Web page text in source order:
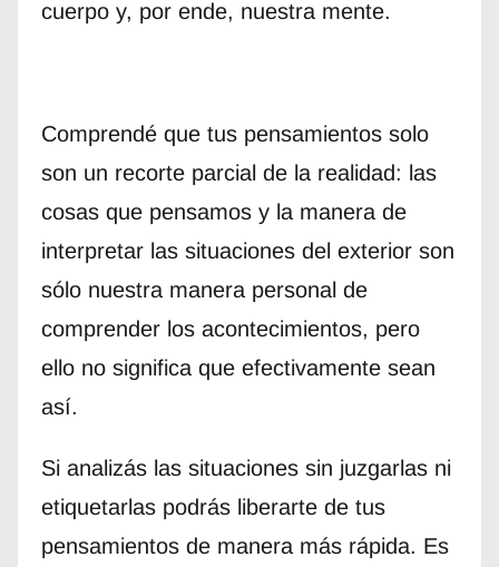
cuerpo y, por ende, nuestra mente.
Comprendé que tus pensamientos solo
son un recorte parcial de la realidad: las
cosas que pensamos y la manera de
interpretar las situaciones del exterior son
sólo nuestra manera personal de
comprender los acontecimientos, pero
ello no significa que efectivamente sean
así.
Si analizás las situaciones sin juzgarlas ni
etiquetarlas podrás liberarte de tus
pensamientos de manera más rápida. Es